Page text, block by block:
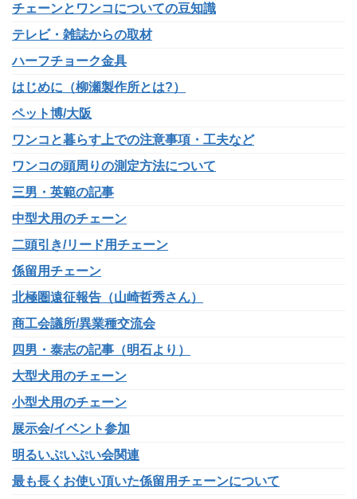
チェーンとワンコについての豆知識
テレビ・雑誌からの取材
ハーフチョーク金具
はじめに（柳瀬製作所とは?）
ペット博/大阪
ワンコと暮らす上での注意事項・工夫など
ワンコの頭周りの測定方法について
三男・英範の記事
中型犬用のチェーン
二頭引き/リード用チェーン
係留用チェーン
北極圏遠征報告（山崎哲秀さん）
商工会議所/異業種交流会
四男・泰志の記事（明石より）
大型犬用のチェーン
小型犬用のチェーン
展示会/イベント参加
明るいぷいぷい会関連
最も長くお使い頂いた係留用チェーンについて